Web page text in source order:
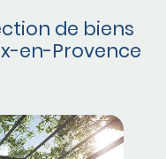
de biens
en-Provence